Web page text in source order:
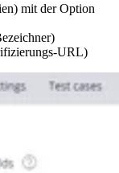
mit der Option
URL)